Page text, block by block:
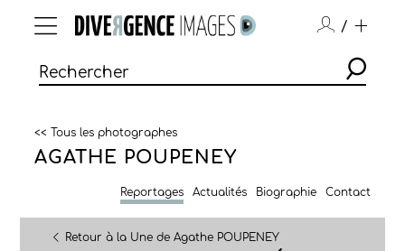
/
<< Tous les photographes
AGATHE POUPENEY
Reportages Actualités Biographie Contact
Retour à la Une de Agathe POUPENEY